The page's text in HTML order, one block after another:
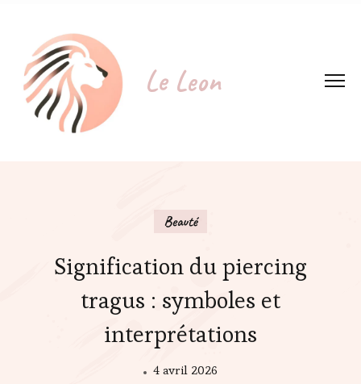
Le Leon
Beauté
Signification du piercing
tragus : symboles et
interprétations
4 avril 2026